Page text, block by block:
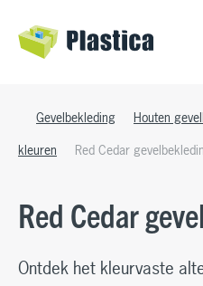
Gevelbekleding Houten
kleuren
Red Cedar
Red Cedar
Ontdek het kleurvaste